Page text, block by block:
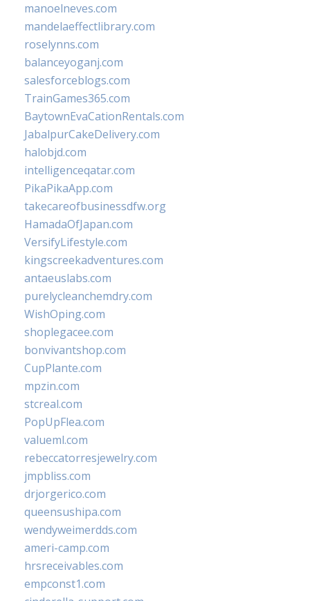
manoelneves.com
mandelaeffectlibrary.com
roselynns.com
balanceyoganj.com
salesforceblogs.com
TrainGames365.com
BaytownEvaCationRentals.com
JabalpurCakeDelivery.com
halobjd.com
intelligenceqatar.com
PikaPikaApp.com
takecareofbusinessdfw.org
HamadaOfJapan.com
VersifyLifestyle.com
kingscreekadventures.com
antaeuslabs.com
purelycleanchemdry.com
WishOping.com
shoplegacee.com
bonvivantshop.com
CupPlante.com
mpzin.com
stcreal.com
PopUpFlea.com
valueml.com
rebeccatorresjewelry.com
jmpbliss.com
drjorgerico.com
queensushipa.com
wendyweimerdds.com
ameri-camp.com
hrsreceivables.com
empconst1.com